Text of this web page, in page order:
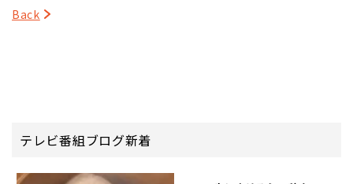
Back
テレビ番組ブログ新着